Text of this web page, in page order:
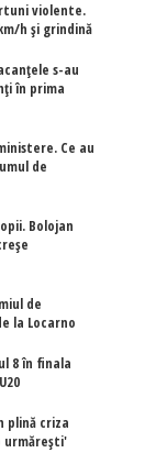
violente.
h și grindină
s-au
în prima
Ce au
de
Bolojan
de
la Locarno
8 în finala
plină criza
urmărești'